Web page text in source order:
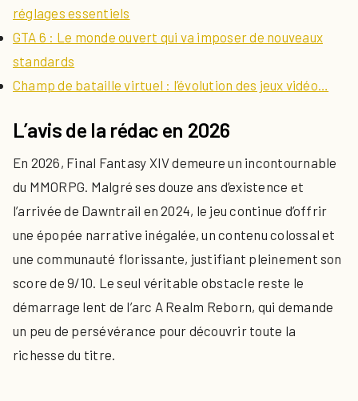
réglages essentiels
GTA 6 : Le monde ouvert qui va imposer de nouveaux
standards
Champ de bataille virtuel : l’évolution des jeux vidéo…
L’avis de la rédac en 2026
En 2026, Final Fantasy XIV demeure un incontournable
du MMORPG. Malgré ses douze ans d’existence et
l’arrivée de Dawntrail en 2024, le jeu continue d’offrir
une épopée narrative inégalée, un contenu colossal et
une communauté florissante, justifiant pleinement son
score de 9/10. Le seul véritable obstacle reste le
démarrage lent de l’arc A Realm Reborn, qui demande
un peu de persévérance pour découvrir toute la
richesse du titre.